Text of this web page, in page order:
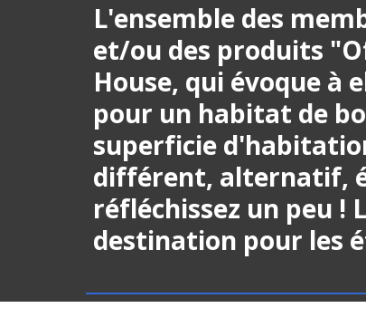
L'ensemble des
et/ou des produits
House, qui évoque à
pour un habitat de
superficie
différent, alternatif,
réfléchissez un peu !
destination pour les